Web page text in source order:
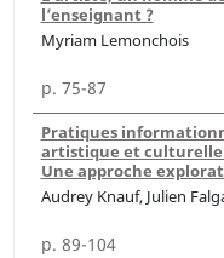
l’enseignant ?
Myriam Lemonchois
p. 75-87
Pratiques
artistique et culturelle
Une approche
Audrey Knauf, Julien
p. 89-104